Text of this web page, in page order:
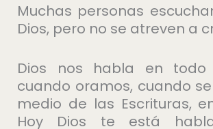
Muchas personas
Dios, pero no se atreven a
Dios nos habla en todo
cuando oramos, cuando
medio de las Escrituras,
Hoy Dios te está